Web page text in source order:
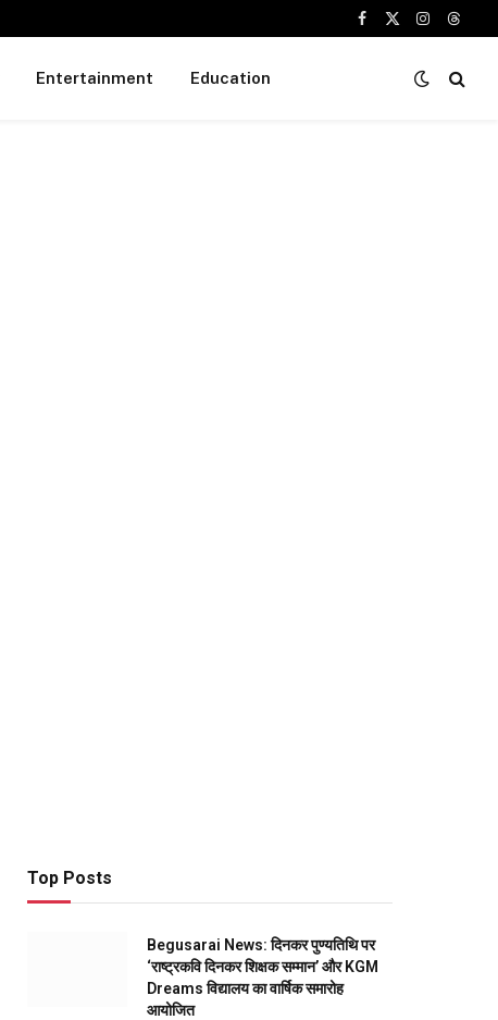
Facebook
X
Instagram
Entertainment Education
Top Posts
Begusarai News: दिनकर पुण्यतिथि पर
‘राष्ट्रकवि दिनकर शिक्षक सम्मान’ और KGM
Dreams विद्यालय का वार्षिक समारोह
आयोजित